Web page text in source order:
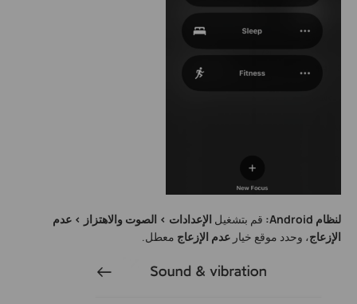
لنظام Android: قم بتشغيل الإعدادات > الصوت والاهتزاز > عدم
الإزعاج، وحدد موقع خيار عدم الإزعاج معطل.